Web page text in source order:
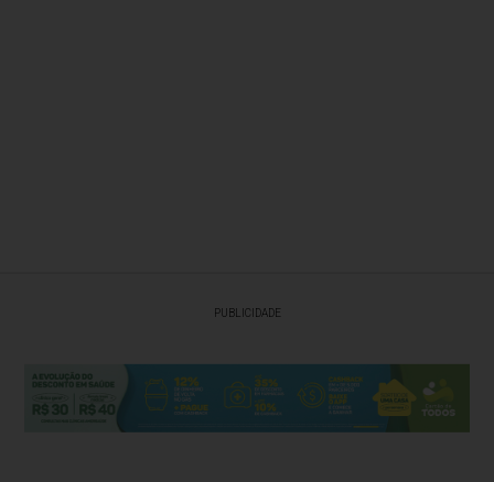
PUBLICIDADE